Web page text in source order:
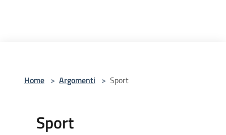
Home > Argomenti > Sport
Sport